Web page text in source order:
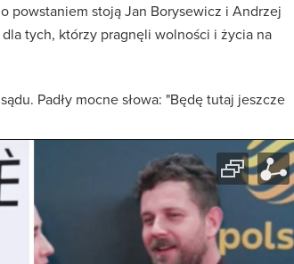
powstaniem stoją Jan Borysewicz i Andrzej
tych, którzy pragnęli wolności i życia na
Padły mocne słowa: "Będę tutaj jeszcze